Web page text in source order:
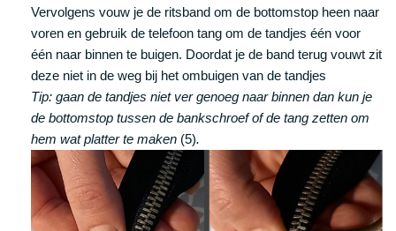
Vervolgens vouw je de ritsband om de bottomstop heen naar
voren en gebruik de telefoon tang om de tandjes één voor
één naar binnen te buigen. Doordat je de band terug vouwt zit
deze niet in de weg bij het ombuigen van de tandjes
Tip: gaan de tandjes niet ver genoeg naar binnen dan kun je
de bottomstop tussen de bankschroef of de tang zetten om
hem wat platter te maken (5).